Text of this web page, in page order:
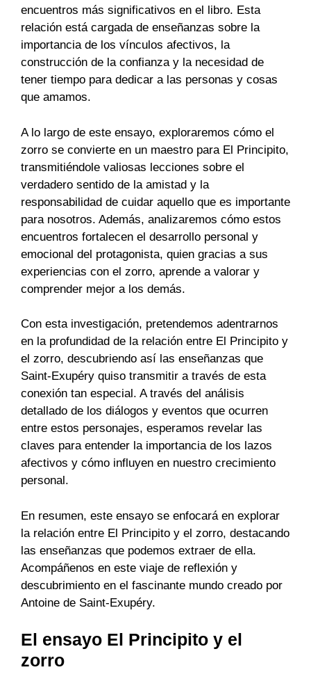
encuentros más significativos en el libro. Esta
relación está cargada de enseñanzas sobre la
importancia de los vínculos afectivos, la
construcción de la confianza y la necesidad de
tener tiempo para dedicar a las personas y cosas
que amamos.
A lo largo de este ensayo, exploraremos cómo el
zorro se convierte en un maestro para El Principito,
transmitiéndole valiosas lecciones sobre el
verdadero sentido de la amistad y la
responsabilidad de cuidar aquello que es importante
para nosotros. Además, analizaremos cómo estos
encuentros fortalecen el desarrollo personal y
emocional del protagonista, quien gracias a sus
experiencias con el zorro, aprende a valorar y
comprender mejor a los demás.
Con esta investigación, pretendemos adentrarnos
en la profundidad de la relación entre El Principito y
el zorro, descubriendo así las enseñanzas que
Saint-Exupéry quiso transmitir a través de esta
conexión tan especial. A través del análisis
detallado de los diálogos y eventos que ocurren
entre estos personajes, esperamos revelar las
claves para entender la importancia de los lazos
afectivos y cómo influyen en nuestro crecimiento
personal.
En resumen, este ensayo se enfocará en explorar
la relación entre El Principito y el zorro, destacando
las enseñanzas que podemos extraer de ella.
Acompáñenos en este viaje de reflexión y
descubrimiento en el fascinante mundo creado por
Antoine de Saint-Exupéry.
El ensayo El Principito y el
zorro